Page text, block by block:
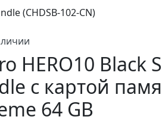
(CHDSB-102-CN)
HERO10 Black
с картой
64 GB